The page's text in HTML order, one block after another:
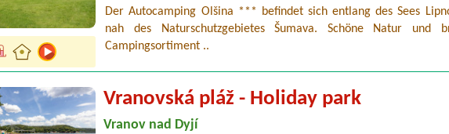
Der Autocamping Olšina *** befindet sich entlang des Sees
nah des Naturschutzgebietes Šumava. Schöne Natur und
Campingsortiment ..
Vranovská pláž - Holiday park
Vranov nad Dyjí